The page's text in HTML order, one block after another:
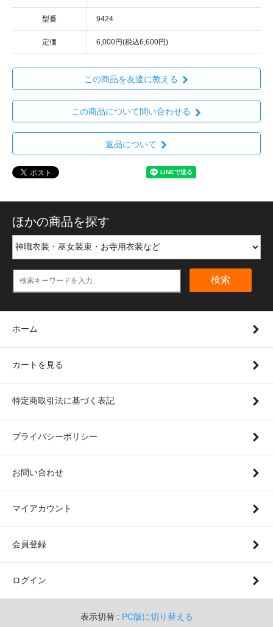
型番 9424
定価 6,000円(税込6,600円)
この商品を友達に教える
この商品について問い合わせる
返品について
ほかの商品を探す
検索
ホーム
カートを見る
特定商取引法に基づく表記
プライバシーポリシー
お問い合わせ
マイアカウント
会員登録
ログイン
表示切替 : PC版に切り替える